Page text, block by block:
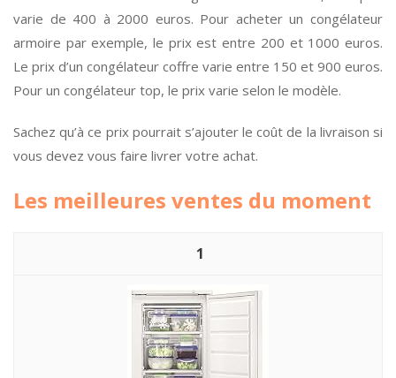
varie de 400 à 2000 euros. Pour acheter un congélateur
armoire par exemple, le prix est entre 200 et 1000 euros.
Le prix d’un congélateur coffre varie entre 150 et 900 euros.
Pour un congélateur top, le prix varie selon le modèle.
Sachez qu’à ce prix pourrait s’ajouter le coût de la livraison si
vous devez vous faire livrer votre achat.
Les meilleures ventes du moment
1